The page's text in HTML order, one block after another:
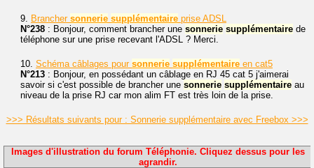
9. Brancher sonnerie supplémentaire prise ADSL
N°238 : Bonjour, comment brancher une sonnerie supplémentaire de
téléphone sur une prise recevant l'ADSL ? Merci.
10. Schéma câblages pour sonnerie supplémentaire en cat5
N°213 : Bonjour, en possédant un câblage en RJ 45 cat 5 j'aimerai
savoir si c'est possible de brancher une sonnerie supplémentaire au
niveau de la prise RJ car mon alim FT est très loin de la prise.
>>> Résultats suivants pour : Sonnerie supplémentaire avec Freebox >>>
Images d'illustration du forum Téléphonie. Cliquez dessus pour les
agrandir.